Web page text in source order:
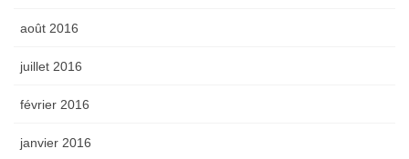
août 2016
juillet 2016
février 2016
janvier 2016